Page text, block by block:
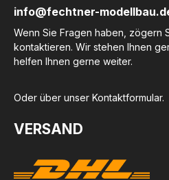
info@fechtner-
Wenn Sie Fragen haben, zögern
kontaktieren. Wir stehen Ihnen
helfen Ihnen gerne weiter.
Oder über unser Kontaktformular.
VERSAND